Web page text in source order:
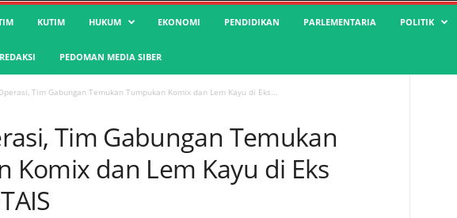
KUTIM HUKUM EKONOMI PENDIDIKAN PARLEMENTARIA POLITIK
PEDOMAN MEDIA SIBER
Tim Gabungan Temukan Tumpukan Komix dan Lem Kayu di Eks...
Tim Gabungan Temukan
Komix dan Lem Kayu di Eks